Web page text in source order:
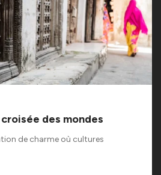
croisée des mondes
de charme où cultures